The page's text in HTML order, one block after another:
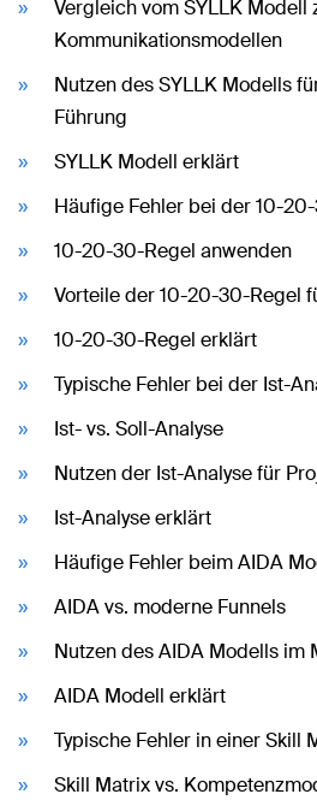
Vergleich vom SYLLK Modell
Kommunikationsmodellen
Nutzen des SYLLK Modells
Führung
SYLLK Modell erklärt
Häufige Fehler bei der 10-
10-20-30-Regel anwenden
Vorteile der 10-20-30-Regel
10-20-30-Regel erklärt
Typische Fehler bei der Ist-
Ist- vs. Soll-Analyse
Nutzen der Ist-Analyse für
Ist-Analyse erklärt
Häufige Fehler beim AIDA
AIDA vs. moderne Funnels
Nutzen des AIDA Modells im
AIDA Modell erklärt
Typische Fehler in einer Skill
Skill Matrix vs.